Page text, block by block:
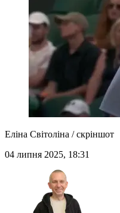
Еліна Світоліна / скріншот
04 липня 2025, 18:31